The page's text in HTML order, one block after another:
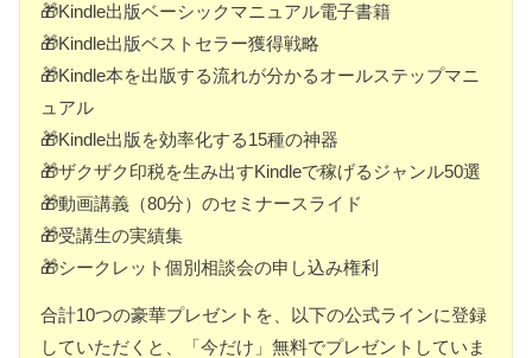
🎁Kindle出版ベーシックマニュアル電子書籍
🎁Kindle出版ベストセラー獲得戦略
🎁Kindle本を出版する流れが分かるオールステップマニ
ュアル
🎁Kindle出版を効率化する15種の神器
🎁ザクザク印税を生み出すKindleで稼げるジャンル50選
🎁動画講義（80分）のセミナースライド
🎁受講生の実績集
🎁シークレット個別相談会の申し込み権利
合計10つの豪華プレゼントを、以下の公式ラインに登録
していただくと、「今だけ」無料でプレゼントしていま